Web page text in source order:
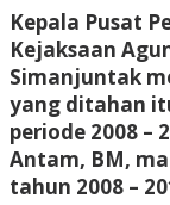
Kepala Pusat
Kejaksaan
Simanjuntak
yang ditahan
periode 2008 –
Antam, BM,
tahun 2008 –